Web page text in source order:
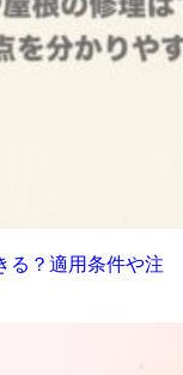
る？適用条件や注